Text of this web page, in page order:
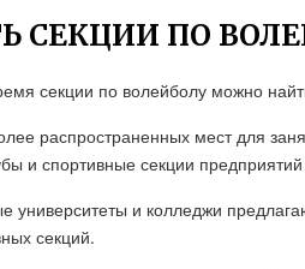
СЕКЦИИ ПО
секции по волейболу можно
распространенных мест для
и спортивные секции
университеты и колледжи
секций.